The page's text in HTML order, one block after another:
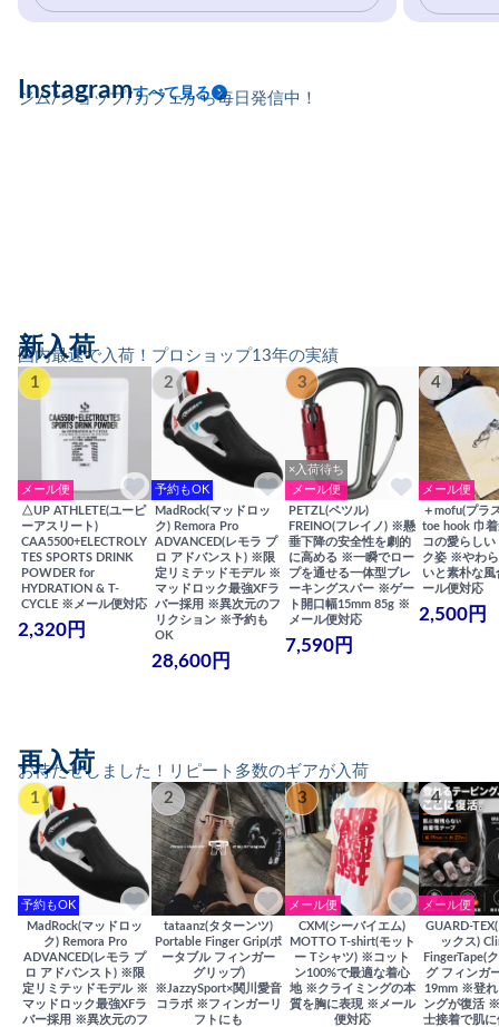
ジム/ショップ/カフェから毎日発信中！
Instagramすべて見る
国内最速で入荷！プロショップ13年の実績
新入荷
1
メール便
△UP ATHLETE(ユーピ
ーアスリート)
CAA5500+ELECTROLY
TES SPORTS DRINK
POWDER for
HYDRATION & T-
CYCLE ※メール便対応
2,320円
2
予約もOK
MadRock(マッドロッ
ク) Remora Pro
ADVANCED(レモラ プ
ロ アドバンスト) ※限
定リミテッドモデル ※
マッドロック最強XFラ
バー採用 ※異次元のフ
リクション ※予約も
OK
28,600円
3
×入荷待ち
メール便
PETZL(ペツル)
FREINO(フレイノ) ※懸
垂下降の安全性を劇的
に高める ※一瞬でロー
プを通せる一体型ブレ
ーキングスパー ※ゲー
ト開口幅15mm 85g ※
メール便対応
7,590円
4
メール便
＋mofu(プラ
toe hook 巾
コの愛らしい
ク姿 ※やわ
いと素朴な
ール便対応
2,500円
お待たせしました！リピート多数のギアが入荷
再入荷
1
予約もOK
MadRock(マッドロッ
ク) Remora Pro
ADVANCED(レモラ プ
ロ アドバンスト) ※限
定リミテッドモデル ※
マッドロック最強XFラ
バー採用 ※異次元のフ
2
tataanz(タターンツ)
Portable Finger Grip(ポ
ータブル フィンガー
グリップ)
※JazzySport×関川愛音
コラボ ※フィンガーリ
フトにも
3
メール便
CXM(シーバイエム)
MOTTO T-shirt(モット
ー Tシャツ) ※コット
ン100%で最適な着心
地 ※クライミングの本
質を胸に表現 ※メール
便対応
4
メール便
GUARD-
ックス)
FingerTape(
グ フィンガ
19mm ※登れ
ングが復活
士接着で肌